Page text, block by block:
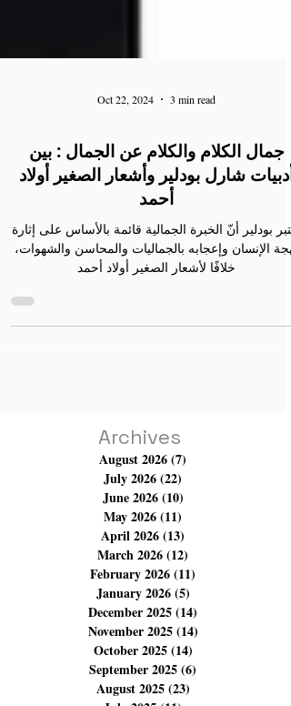
Oct 22, 2024 3 min read
جمال الكلام والكلام عن الجمال : بين
أدبيات شارل بودلير وأشعار الصغير أولاد
أحمد
بهجة الإنسان وإعجابه بالجماليات والمحاسن والشهوات،
خلافًا لأشعار الصغير أولاد أحمد
Archives
August 2026 (7)
July 2026 (22)22 posts
June 2026(10)10 posts
May 2026(11)11 posts
April 2026(13)13 posts
March 2026(12)12 posts
February 2026 (11)11 posts
January 2026 (5)5 posts
December 2025(14)
November 2025(14)